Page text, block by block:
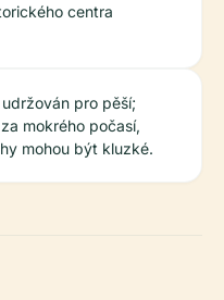
centra
pro pěší;
mokrého počasí,
mohou být kluzké.